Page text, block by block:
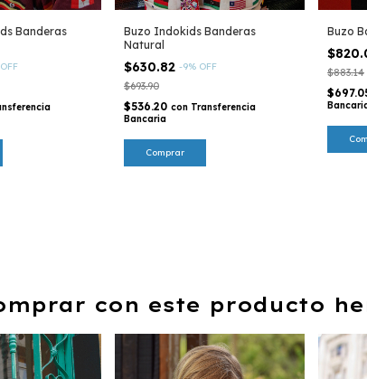
Banderas
OFF
Buzo Indokids Banderas
Natural
$630.82 -9% OFF
$693.90
$536.20 con Transferencia
Bancaria
Comprar
Buzo
$883.14
con este producto